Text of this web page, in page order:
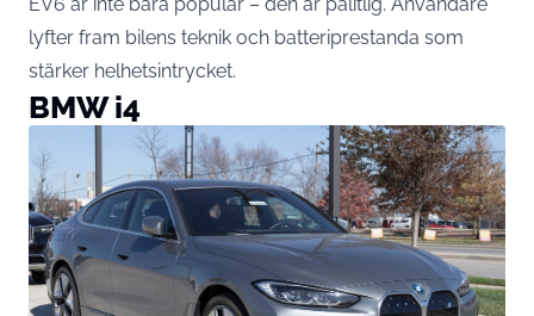
EV6 är inte bara populär – den är pålitlig. Användare
lyfter fram bilens teknik och batteriprestanda som
stärker helhetsintrycket.
BMW i4